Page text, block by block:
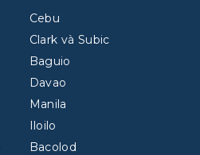
Cebu
Clark và Subic
Baguio
Davao
Manila
Iloilo
Bacolod